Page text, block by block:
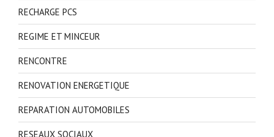
RECHARGE PCS
REGIME ET MINCEUR
RENCONTRE
RENOVATION ENERGETIQUE
REPARATION AUTOMOBILES
RESEAUX SOCIAUX